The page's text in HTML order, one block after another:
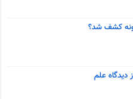
کشف شد؟
دیدگاه علم